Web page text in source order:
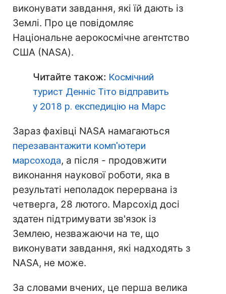
виконувати завдання, які їй дають із
Землі. Про це повідомляє
Національне аерокосмічне агентство
США (NASA).
Читайте також: Космічний
турист Денніс Тіто відправить
у 2018 р. експедицію на Марс
Зараз фахівці NASA намагаються
перезавантажити комп'ютери
марсохода, а після - продовжити
виконання наукової роботи, яка в
результаті неполадок перервана із
четверга, 28 лютого. Марсохід досі
здатен підтримувати зв'язок із
Землею, незважаючи на те, що
виконувати завдання, які надходять з
NASA, не може.
За словами вчених, це перша велика